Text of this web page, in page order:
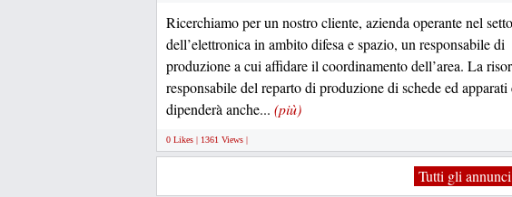
Ricerchiamo per un nostro cliente, azienda operante nel
dell’elettronica in ambito difesa e spazio, un responsabile di
produzione a cui affidare il coordinamento dell’area. La
responsabile del reparto di produzione di schede ed apparati
dipenderà anche... (più)
0 Likes | 1361 Views |
Tutti gli